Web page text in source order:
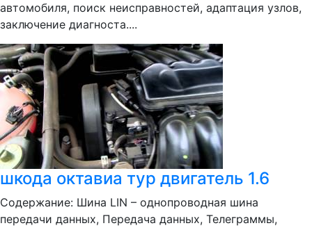
автомобиля, поиск неисправностей, адаптация узлов,
заключение диагноста....
шкода октавиа тур двигатель 1.6
Содержание: Шина LIN – однопроводная шина
передачи данных, Передача данных, Телеграммы,